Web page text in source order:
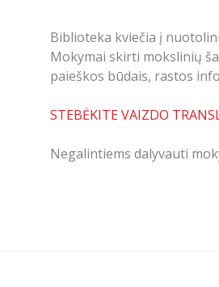
Biblioteka kviečia į
Mokymai skirti mokslinių
paieškos būdais, rastos
STEBĖKITE VAIZDO
Negalintiems dalyvauti